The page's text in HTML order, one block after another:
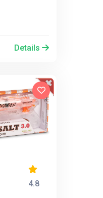
Details
4.8